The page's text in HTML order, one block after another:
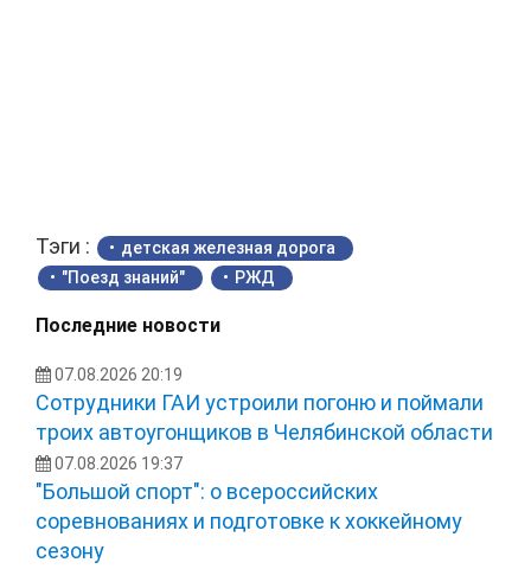
Тэги :
детская железная дорога
"Поезд знаний"
РЖД
Последние новости
07.08.2026 20:19
Сотрудники ГАИ устроили погоню и поймали
троих автоугонщиков в Челябинской области
07.08.2026 19:37
"Большой спорт": о всероссийских
соревнованиях и подготовке к хоккейному
сезону